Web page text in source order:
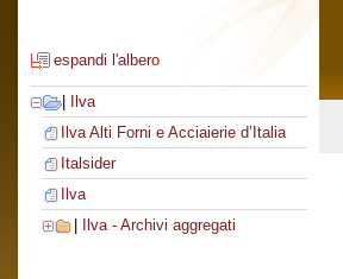
espandi l'albero
Ilva
Ilva Alti Forni e Acciaierie d’Italia
Italsider
Ilva
Ilva - Archivi aggregati